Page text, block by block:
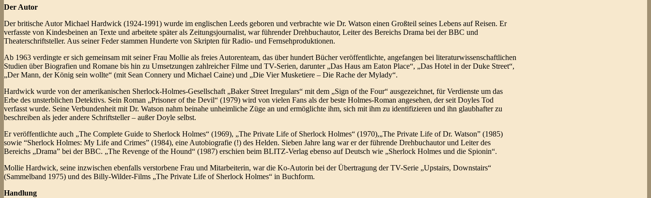
Der Autor
Der britische Autor Michael Hardwick (1924-1991) wurde im englischen Leeds geboren und verbrachte wie Dr. Watson einen Großteil seines Lebens auf Reisen. Er
verfasste von Kindesbeinen an Texte und arbeitete später als Zeitungsjournalist, war führender Drehbuchautor, Leiter des Bereichs Drama bei der BBC und
Theaterschriftsteller. Aus seiner Feder stammen Hunderte von Skripten für Radio- und Fernsehproduktionen.
Ab 1963 verdingte er sich gemeinsam mit seiner Frau Mollie als freies Autorenteam, das über hundert Bücher veröffentlichte, angefangen bei literaturwissenschaftlichen
Studien über Biografien und Romane bis hin zu Umsetzungen zahlreicher Filme und TV-Serien, darunter „Das Haus am Eaton Place“, „Das Hotel in der Duke Street“,
„Der Mann, der König sein wollte“ (mit Sean Connery und Michael Caine) und „Die Vier Musketiere – Die Rache der Mylady“.
Hardwick wurde von der amerikanischen Sherlock-Holmes-Gesellschaft „Baker Street Irregulars“ mit dem „Sign of the Four“ ausgezeichnet, für Verdienste um das
Erbe des unsterblichen Detektivs. Sein Roman „Prisoner of the Devil“ (1979) wird von vielen Fans als der beste Holmes-Roman angesehen, der seit Doyles Tod
verfasst wurde. Seine Verbundenheit mit Dr. Watson nahm beinahe unheimliche Züge an und ermöglichte ihm, sich mit ihm zu identifizieren und ihn glaubhafter zu
beschreiben als jeder andere Schriftsteller – außer Doyle selbst.
Er veröffentlichte auch „The Complete Guide to Sherlock Holmes“ (1969), „The Private Life of Sherlock Holmes“ (1970),„The Private Life of Dr. Watson” (1985)
sowie “Sherlock Holmes: My Life and Crimes” (1984), eine Autobiografie (!) des Helden. Sieben Jahre lang war er der führende Drehbuchautor und Leiter des
Bereichs „Drama” bei der BBC. „The Revenge of the Hound“ (1987) erschien beim BLITZ-Verlag ebenso auf Deutsch wie „Sherlock Holmes und die Spionin“.
Mollie Hardwick, seine inzwischen ebenfalls verstorbene Frau und Mitarbeiterin, war die Ko-Autorin bei der Übertragung der TV-Serie „Upstairs, Downstairs“
(Sammelband 1975) und des Billy-Wilder-Films „The Private Life of Sherlock Holmes“ in Buchform.
Handlung